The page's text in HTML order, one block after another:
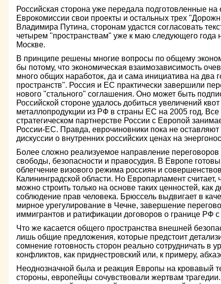
Российская сторона уже передала подготовленные
Еврокомиссии свои проекты и остальных трех
Владимира Путина, сторонам удастся согласовать
четырем "пространствам" уже к маю следующего года
Москве.
В принципе решены многие вопросы по общему
бы потому, что экономическая взаимозависимость
много общих наработок, да и сама инициатива на два
пространств". Россия и ЕС практически завершили
нового "стального" соглашения. Оно может быть
Российской стороне удалось добиться увеличений
металлопродукции из РФ в страны ЕС на 2005 год.
стратегическом партнерстве России с Европой
России-ЕС. Правда, еврочиновники пока не
дискуссии о внутренних российских ценах на
Более сложно реализуемое направление
свободы, безопасности и правосудия. В Европе
облегчение визового режима россиян и
Калининградской области. Но Европарламент считает,
можно строить только на основе таких ценностей, как
соблюдение прав человека. Брюссель выдвигает в
мирное урегулирование в Чечне, завершение
иммигрантов и ратификации договоров о границе РФ
Что же касается общего пространства внешней
лишь общие предложения, которые предстоит
сомнение готовность сторон реально сотрудничать в
конфликтов, как приднестровский или, к примеру,
Неоднозначной была и реакция Европы на кровавый
стороны, европейцы сочувствовали жертвам